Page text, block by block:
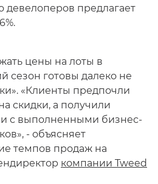
девелоперов предлагает
цены на лоты в
сезон готовы далеко не
«Клиенты предпочли
скидки, а получили
с выполненными бизнес-
- объясняет
темпов продаж на
компании Tweed